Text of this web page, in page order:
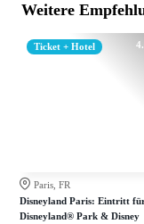
Weitere
Ticket + Hotel
Paris, FR
Disneyland Paris: Eintritt
Disneyland® Park & Disney